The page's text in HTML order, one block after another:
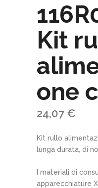
Kit
one
24,07 €
Kit rullo
lunga durata, di
I materiali di
apparecchiature